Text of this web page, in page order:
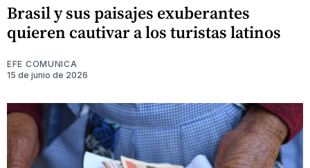
Brasil y sus paisajes exuberantes
quieren cautivar a los turistas latinos
EFE COMUNICA
15 de junio de 2026